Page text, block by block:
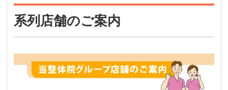
系列店舗のご案内